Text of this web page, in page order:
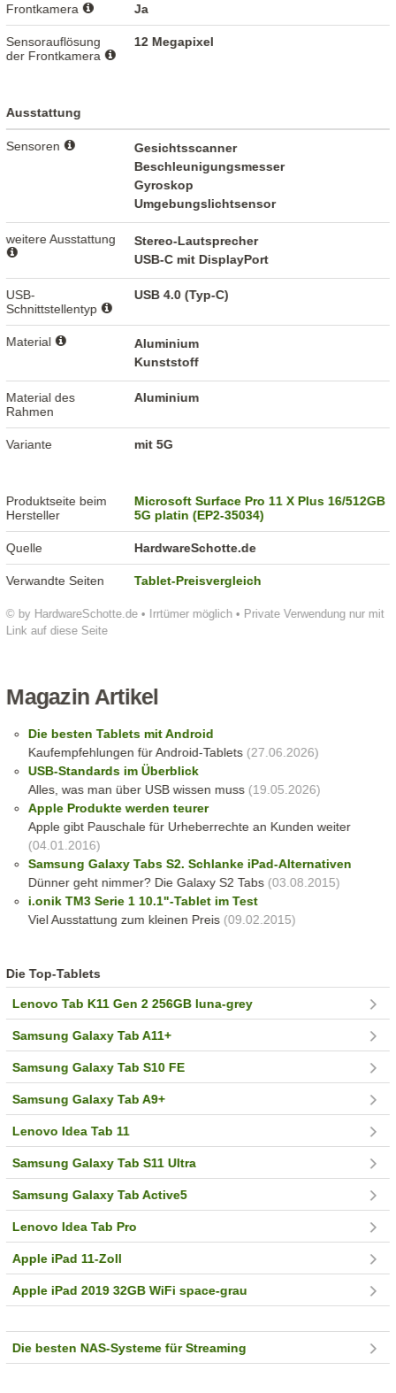
© by HardwareSchotte.de • Irrtümer möglich • Private Verwendung nur mit
Link auf diese Seite
Frontkamera Ja
Sensorauflösung
der Frontkamera
12 Megapixel
Ausstattung
Sensoren
Gesichtsscanner
Beschleunigungsmesser
Gyroskop
Umgebungslichtsensor
weitere Ausstattung
Stereo-Lautsprecher
USB-C mit DisplayPort
USB-
Schnittstellentyp
USB 4.0 (Typ-C)
Material
Aluminium
Kunststoff
Material des
Rahmen
Aluminium
Variante mit 5G
Produktseite beim
Hersteller
Microsoft Surface Pro 11 X Plus 16/512GB
5G platin (EP2-35034)
Quelle HardwareSchotte.de
Verwandte Seiten Tablet-Preisvergleich
Magazin Artikel
Die besten Tablets mit Android
Kaufempfehlungen für Android-Tablets(27.06.2026)
USB-Standards im Überblick
Alles, was man über USB wissen muss(19.05.2026)
Apple Produkte werden teurer
Apple gibt Pauschale für Urheberrechte an Kunden weiter
(04.01.2016)
Samsung Galaxy Tabs S2. Schlanke iPad-Alternativen
Dünner geht nimmer? Die Galaxy S2 Tabs(03.08.2015)
i.onik TM3 Serie 1 10.1"-Tablet im Test
Viel Ausstattung zum kleinen Preis(09.02.2015)
Die Top-Tablets
Lenovo Tab K11 Gen 2 256GB luna-grey
Samsung Galaxy Tab A11+
Samsung Galaxy Tab S10 FE
Samsung Galaxy Tab A9+
Lenovo Idea Tab 11
Samsung Galaxy Tab S11 Ultra
Samsung Galaxy Tab Active5
Lenovo Idea Tab Pro
Apple iPad 11-Zoll
Apple iPad 2019 32GB WiFi space-grau
Die besten NAS-Systeme für Streaming